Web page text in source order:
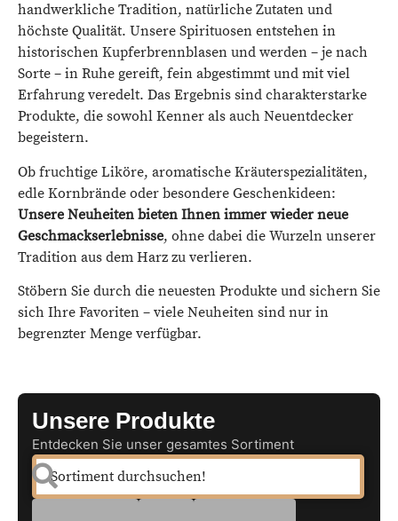
handwerkliche Tradition, natürliche Zutaten und
höchste Qualität. Unsere Spirituosen entstehen in
historischen Kupferbrennblasen und werden – je nach
Sorte – in Ruhe gereift, fein abgestimmt und mit viel
Erfahrung veredelt. Das Ergebnis sind charakterstarke
Produkte, die sowohl Kenner als auch Neuentdecker
begeistern.
Ob fruchtige Liköre, aromatische Kräuterspezialitäten,
edle Kornbrände oder besondere Geschenkideen:
Unsere Neuheiten bieten Ihnen immer wieder neue
Geschmackserlebnisse, ohne dabei die Wurzeln unserer
Tradition aus dem Harz zu verlieren.
Stöbern Sie durch die neuesten Produkte und sichern Sie
sich Ihre Favoriten – viele Neuheiten sind nur in
begrenzter Menge verfügbar.
Unsere Produkte
Entdecken Sie unser gesamtes Sortiment